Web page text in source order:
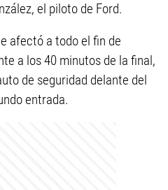
el piloto de Ford.
afectó a todo el fin de
a los 40 minutos de la final,
de seguridad delante del
entrada.